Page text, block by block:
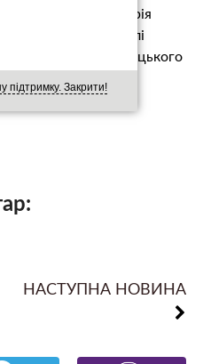
підтримку. Закрити!
це питання дала серія
психолога Стенлі
психологію німецького
Рейху.
НАСТУПНА НОВИНА